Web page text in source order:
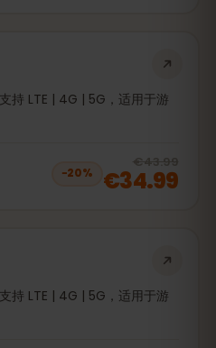
持 LTE | 4G | 5G，适用于游
−20%
€43.99
€34.99
持 LTE | 4G | 5G，适用于游